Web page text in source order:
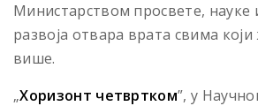
Министарством просвете, науке
развоја отвара врата свима који
више.
„Хоризонт четвртком”, у